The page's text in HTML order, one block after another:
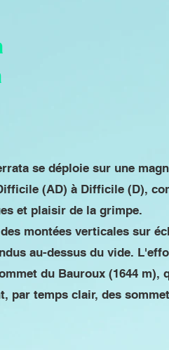
se déploie sur une
(AD) à Difficile (D),
et plaisir de la grimpe.
montées verticales sur
au-dessus du vide.
du Bauroux (1644 m),
par temps clair, des